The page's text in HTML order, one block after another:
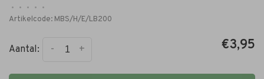
• • • •
•
Artikelcode: MBS/H/E/LB200
Aantal: +
- €3,95